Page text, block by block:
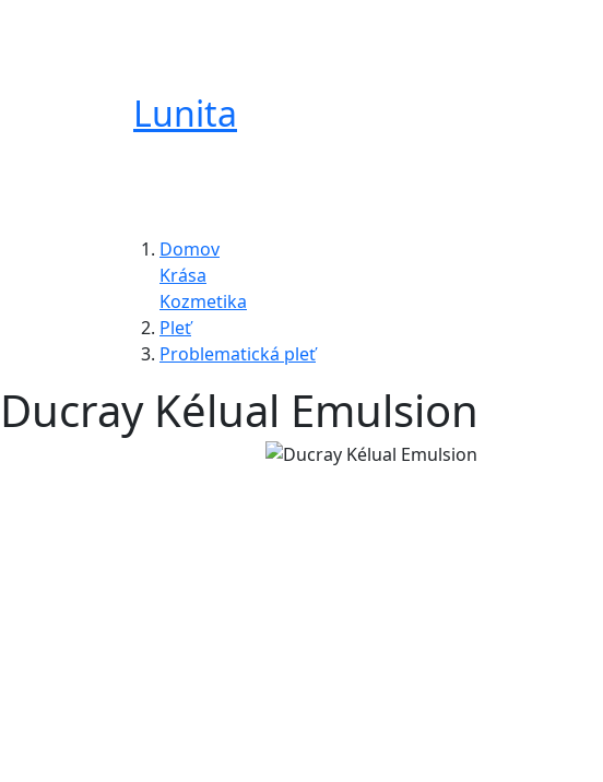
Lunita
Domov
Krása
Kozmetika
Pleť
Problematická pleť
Ducray Kélual Emulsion